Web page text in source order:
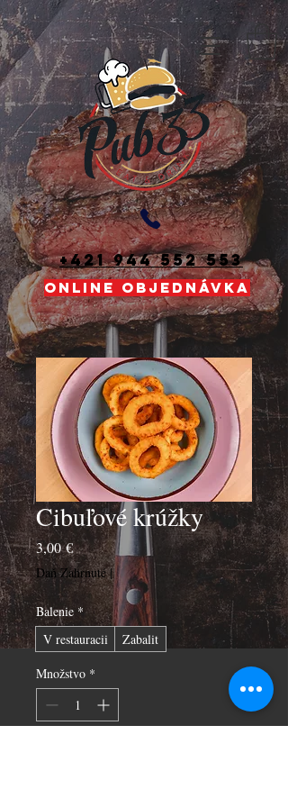
ONLINE OBJEDNÁVKA
+421 944 552 553
Cibuľové krúžky
3,00 €Price
Daň Zahrnuté|
Balenie *
V restauracii
Zabalit
Množstvo *